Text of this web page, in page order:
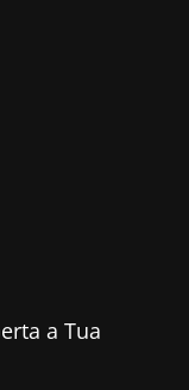
a Tua